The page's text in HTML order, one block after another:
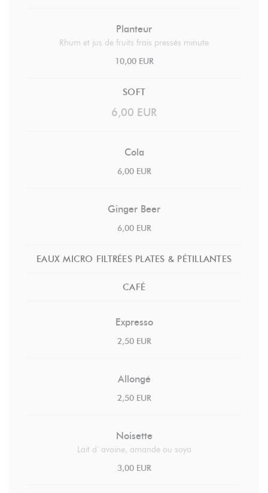
Planteur
Rhum et jus de fruits frais pressés minute
10,00 EUR
SOFT
6,00 EUR
Cola
6,00 EUR
Ginger Beer
6,00 EUR
EAUX MICRO FILTRÉES PLATES & PÉTILLANTES
CAFÉ
Expresso
2,50 EUR
Allongé
2,50 EUR
Noisette
Lait d`avoine, amande ou soya
3,00 EUR